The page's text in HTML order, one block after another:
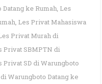
ke Rumah, Les
, Les Privat Mahasiswa
Privat Murah di
Privat SBMPTN di
Privat SD di Warungboto
Warungboto Datang ke